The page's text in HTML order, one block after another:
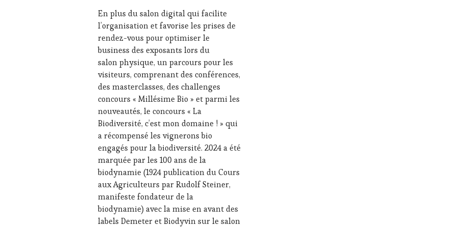
RADIO,
TV,
WEB,
OENOTOURISME,
PALETTE,
PARTENAIRES
VIN
TOURISME
PRODUCTEURS
TERROIR,
PROVENCE,
RESTAURATEUR,
CHEF,
CUISINIER,
ŒNOLOGUE,
SOMMELIER,
SAINTE-
VICTOIRE
SALONS
INTERNATIONAUX,
SPOT
BY,
En plus du salon digital qui facilite
l’organisation et favorise les prises de
rendez-vous pour optimiser le
business des exposants lors du
salon physique, un parcours pour les
visiteurs, comprenant des conférences,
des masterclasses, des challenges
concours « Millésime Bio » et parmi les
nouveautés, le concours « La
Biodiversité, c’est mon domaine ! » qui
a récompensé les vignerons bio
engagés pour la biodiversité. 2024 a été
marquée par les 100 ans de la
biodynamie (1924 publication du Cours
aux Agriculteurs par Rudolf Steiner,
manifeste fondateur de la
biodynamie) avec la mise en avant des
labels Demeter et Biodyvin sur le salon